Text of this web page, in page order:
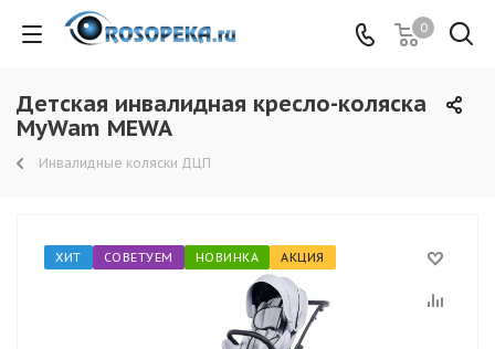
0
Детская инвалидная кресло-коляска
MyWam MEWA
Инвалидные коляски ДЦП
ХИТ СОВЕТУЕМ НОВИНКА АКЦИЯ